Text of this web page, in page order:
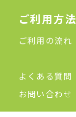
ご利用方法
ご利用の流れ
よくある質問
お問い合わせ